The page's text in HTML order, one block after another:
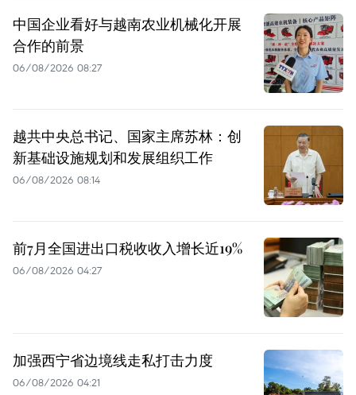
中国企业看好与越南农业机械化开展
合作的前景
06/08/2026 08:27
越共中央总书记、国家主席苏林：创
新基础设施规划和发展组织工作
06/08/2026 08:14
前7月全国进出口税收收入增长近19%
06/08/2026 04:27
加强西宁省边境线走私打击力度
06/08/2026 04:21